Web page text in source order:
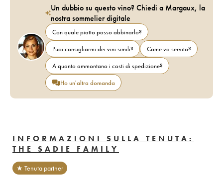
Un dubbio su questo vino? Chiedi a Margaux, la
nostra sommelier digitale
Con quale piatto posso abbinarlo?
Puoi consigliarmi dei vini simili?
Come va servito?
A quanto ammontano i costi di spedizione?
Ho un'altra domanda
INFORMAZIONI SULLA TENUTA:
THE SADIE FAMILY
★ Tenuta partner